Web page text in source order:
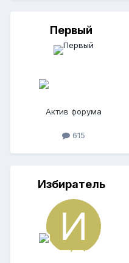
Первый
Актив форума
615
Избиратель